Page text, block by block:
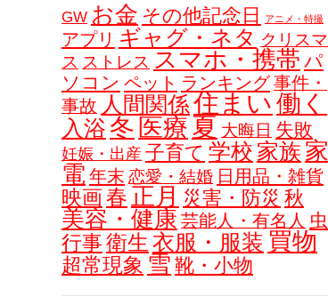
GW お金 その他記念日 アニメ・特撮
アプリ ギャグ・ネタ クリスマ
ス ストレス スマホ・携帯 パ
ソコン ペット ランキング事件・
事故 人間関係住まい働く
入浴 冬 医療夏 大晦日 失敗
妊娠・出産 子育て 学校 家族 家
電 年末 恋愛・結婚 日用品・雑貨
映画春 正月 災害・防災 秋
美容・健康 芸能人・有名人 虫
行事衛生 衣服・服装 買物
超常現象 雪 靴・小物